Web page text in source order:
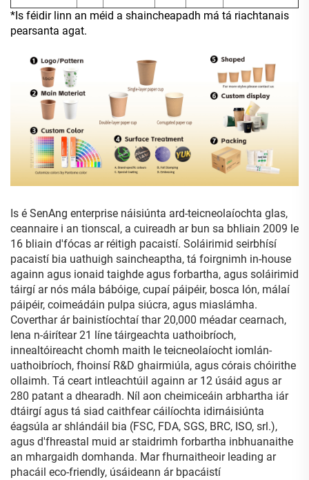
*Is féidir linn an méid a shaincheapadh má tá riachtanais
pearsanta agat.
Is é SenAng enterprise náisiúnta ard-teicneolaíochta glas,
ceannaire i an tionscal, a cuireadh ar bun sa bhliain 2009 le
16 bliain d'fócas ar réitigh pacaistí. Soláirimid seirbhísí
pacaistí bia uathuigh saincheaptha, tá foirgnimh in-house
againn agus ionaid taighde agus forbartha, agus soláirimid
táirgí ar nós mála bábóige, cupaí páipéir, bosca lón, málaí
páipéir, coimeádáin pulpa siúcra, agus miaslámha.
Coverthar ár bainistíochtaí thar 20,000 méadar cearnach,
lena n-áirítear 21 líne táirgeachta uathoibríoch,
innealtóireacht chomh maith le teicneolaíocht iomlán-
uathoibríoch, fhoinsí R&D ghairmiúla, agus córais chóirithe
ollaimh. Tá ceart intleachtúil againn ar 12 úsáid agus ar
280 patant a dhearadh. Níl aon cheimiceáin arbhartha iár
dtáirgí agus tá siad caithfear cáilíochta idirnáisiúnta
éagsúla ar shlándáil bia (FSC, FDA, SGS, BRC, ISO, srl.),
agus d'fhreastal muid ar staidrimh forbartha inbhuanaithe
an mhargaidh domhanda. Mar fhurnaitheoir leading ar
phacáil eco-friendly, úsáideann ár bpacáistí